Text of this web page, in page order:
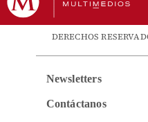
DERECHOS
Newsletters
Contáctanos